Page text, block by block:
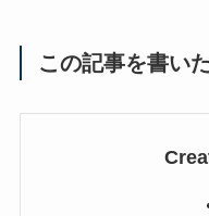
この記事を書い